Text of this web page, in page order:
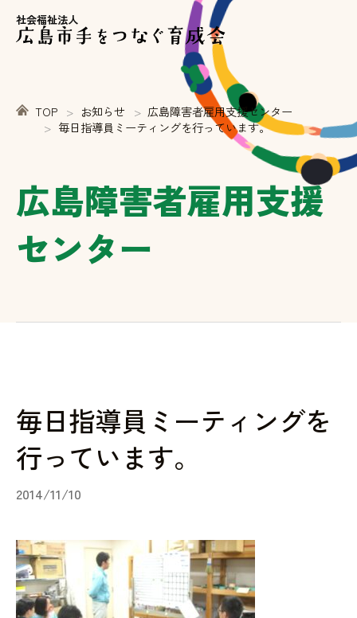
社会福祉法人
TOP お知らせ
広島障害者雇用支援センター
毎日指導員ミーティングを行っています。
広島障害者雇用支援
センター
毎日指導員ミーティングを
行っています。
2014/11/10